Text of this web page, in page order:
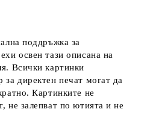
поддръжка за
освен тази описана на
Всички картинки
за директен печат могат да
Картинките не
не залепват по ютията и не